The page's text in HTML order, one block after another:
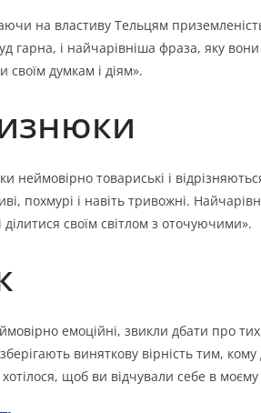
на властиву Тельцям
гарна, і найчарівніша фраза, яку
своїм думкам і діям».
неймовірно товариські і
похмурі і навіть тривожні.
ділитися своїм світлом з оточуючими».
емоційні, звикли дбати про
виняткову вірність тим,
щоб ви відчували себе в